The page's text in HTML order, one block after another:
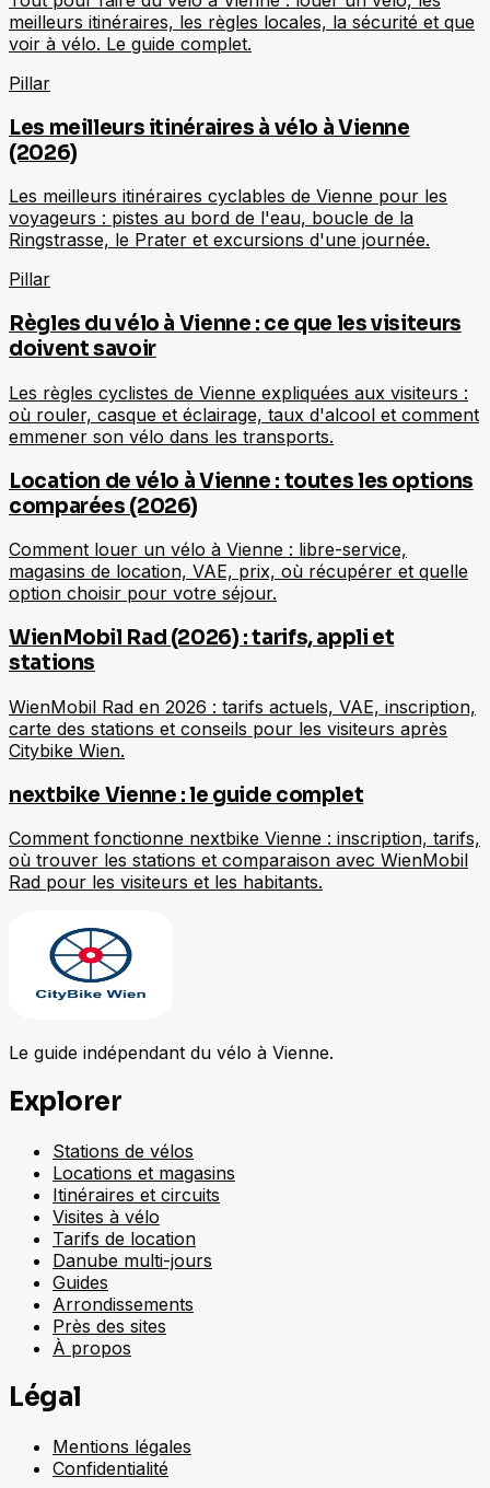
meilleurs itinéraires, les règles locales, la sécurité et que
voir à vélo. Le guide complet.
Pillar
Les meilleurs itinéraires à vélo à Vienne
(2026)
Les meilleurs itinéraires cyclables de Vienne pour les
voyageurs : pistes au bord de l'eau, boucle de la
Ringstrasse, le Prater et excursions d'une journée.
Pillar
Règles du vélo à Vienne : ce que les visiteurs
doivent savoir
Les règles cyclistes de Vienne expliquées aux visiteurs :
où rouler, casque et éclairage, taux d'alcool et comment
emmener son vélo dans les transports.
Location de vélo à Vienne : toutes les options
comparées (2026)
Comment louer un vélo à Vienne : libre-service,
magasins de location, VAE, prix, où récupérer et quelle
option choisir pour votre séjour.
WienMobil Rad (2026) : tarifs, appli et
stations
WienMobil Rad en 2026 : tarifs actuels, VAE, inscription,
carte des stations et conseils pour les visiteurs après
Citybike Wien.
nextbike Vienne : le guide complet
Comment fonctionne nextbike Vienne : inscription, tarifs,
où trouver les stations et comparaison avec WienMobil
Rad pour les visiteurs et les habitants.
Le guide indépendant du vélo à Vienne.
Explorer
Stations de vélos
Locations et magasins
Itinéraires et circuits
Visites à vélo
Tarifs de location
Danube multi-jours
Guides
Arrondissements
Près des sites
À propos
Légal
Mentions légales
Confidentialité